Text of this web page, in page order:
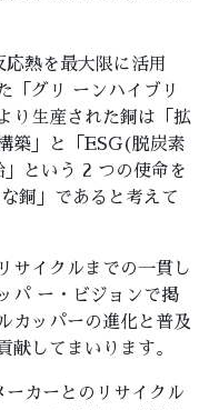
熱を最大限に活用
「グリ ーンハイブリ
り生産された銅は「拡
築」と「ESG(脱炭素
という 2 つの使命を
銅」であると考えて
サイクルまでの一貫し
パ ー・ビジョンで掲
カッパーの進化と普及
献してまいります。
カーとのリサイクル